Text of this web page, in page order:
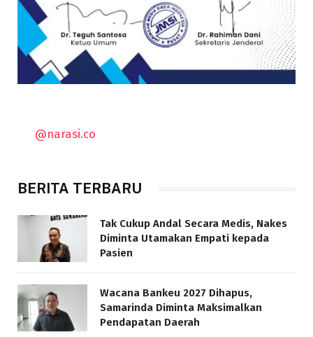
@narasi.co
BERITA TERBARU
Tak Cukup Andal Secara Medis, Nakes
Diminta Utamakan Empati kepada
Pasien
Wacana Bankeu 2027 Dihapus,
Samarinda Diminta Maksimalkan
Pendapatan Daerah